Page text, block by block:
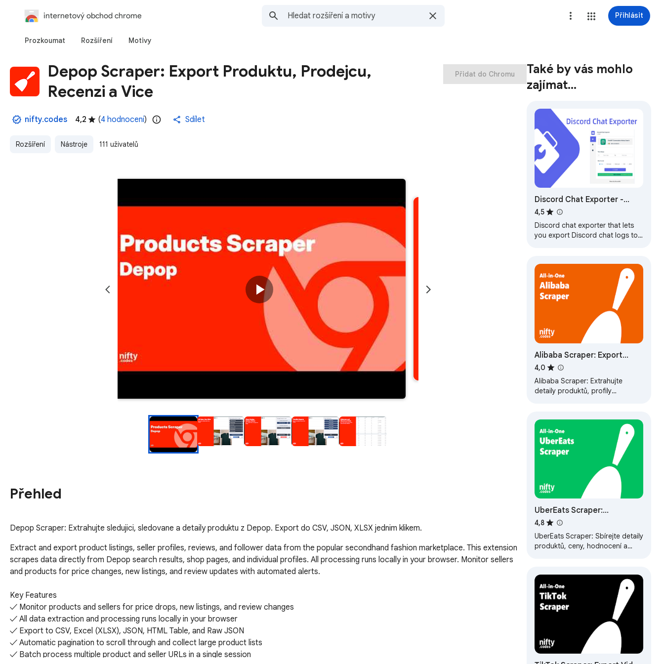
internetový obchod chrome Přihlásit
Prozkoumat Rozšíření Motivy
Depop Scraper: Export Produktu, Prodejcu,
Recenzi a Vice
nifty.codes 4,2 (4 hodnocení) Sdílet
Rozšíření Nástroje 111 uživatelů
Přidat do Chromu
Přehled
Depop Scraper: Extrahujte sledujici, sledovane a detaily produktu z Depop. Export do CSV, JSON, XLSX jednim klikem.
Extract and export product listings, seller profiles, reviews, and follower data from the popular secondhand fashion marketplace. This extension
scrapes data directly from Depop search results, shop pages, and individual profiles. All processing runs locally in your browser. Monitor sellers
and products for price changes, new listings, and review updates with automated alerts.
Key Features
✓ Monitor products and sellers for price drops, new listings, and review changes
✓ All data extraction and processing runs locally in your browser
✓ Export to CSV, Excel (XLSX), JSON, HTML Table, and Raw JSON
✓ Automatic pagination to scroll through and collect large product lists
✓ Batch process multiple product and seller URLs in a single session
Také by vás mohlo
zajímat…
Discord Chat Exporter -
DiscordKit
4,5
Discord chat exporter that lets
you export Discord chat logs to
Alibaba Scraper: Export
produktů, dodavatelů,
recenzí a dalších
4,0
Alibaba Scraper: Extrahujte
detaily produktů, profily
snadno.
UberEats Scraper:
Exportujte obchody, menu,
recenze a další
4,8
UberEats Scraper: Sbírejte detaily
produktů, ceny, hodnocení a